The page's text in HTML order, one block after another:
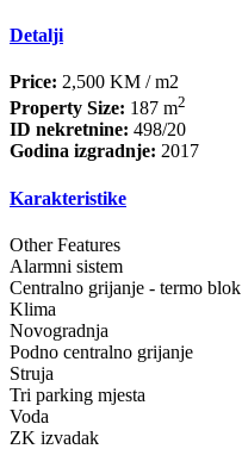
Detalji
Price: 2,500 KM / m2
Property Size: 187 m2
ID nekretnine: 498/20
Godina izgradnje: 2017
Karakteristike
Other Features
Alarmni sistem
Centralno grijanje - termo blok
Klima
Novogradnja
Podno centralno grijanje
Struja
Tri parking mjesta
Voda
ZK izvadak